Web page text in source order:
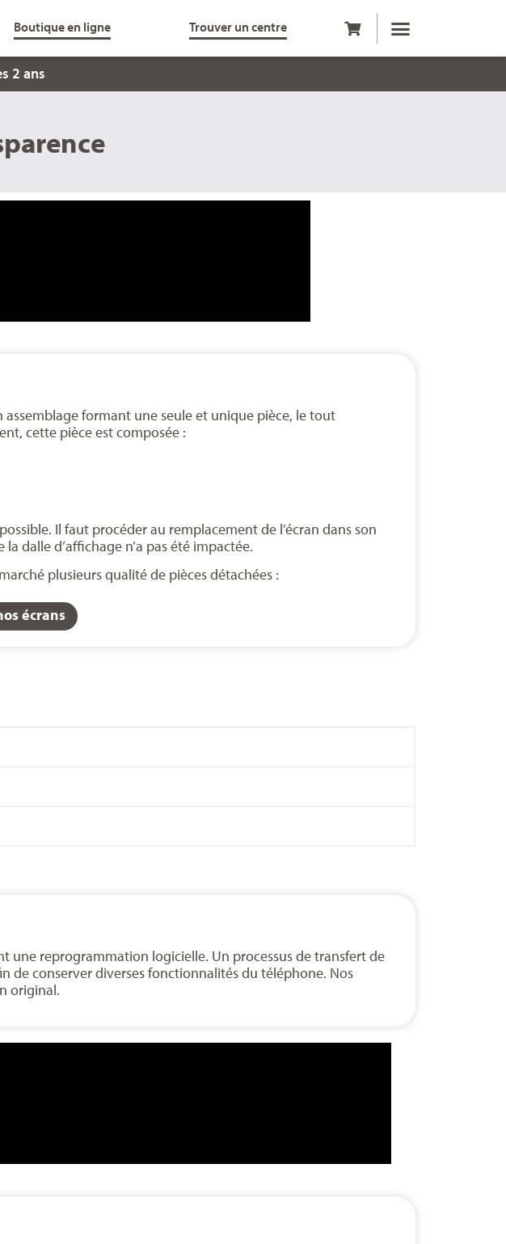
Boutique en ligne Trouver un centre
2 ans
assemblage formant une seule et unique pièce, le tout
cette pièce est composée :
Il faut procéder au remplacement de l’écran dans son
dalle d’affichage n’a pas été impactée.
plusieurs qualité de pièces détachées :
écrans
une reprogrammation logicielle. Un processus de transfert de
de conserver diverses fonctionnalités du téléphone. Nos
original.